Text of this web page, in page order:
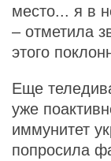
место... я в
– отметила
этого
Еще
уже
иммунитет
попросила